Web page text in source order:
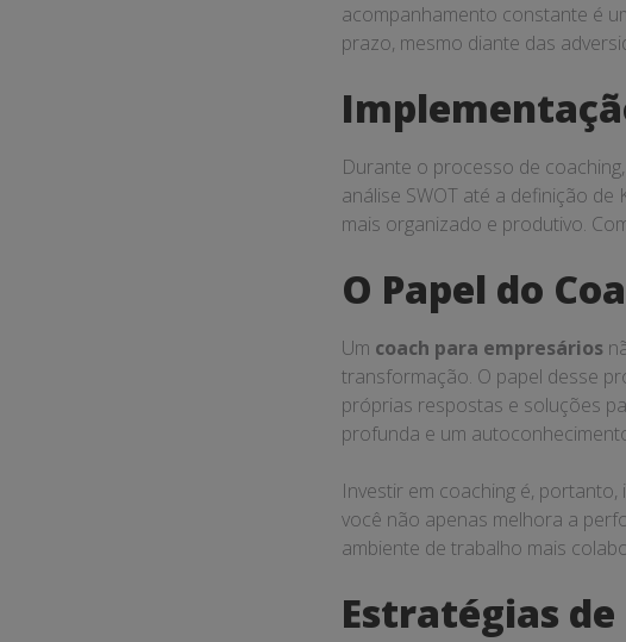
acompanhamento constante é
prazo, mesmo diante das
Durante o processo de
análise SWOT até a definição
mais organizado e produtivo.
O Papel do
Um coach para empresários
transformação. O papel desse
próprias respostas e soluções
profunda e um
Investir em coaching é,
você não apenas melhora a
ambiente de trabalho mais
Estratégias